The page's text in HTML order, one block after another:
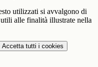
utilizzati si avvalgono di
alle finalità illustrate nella
Accetta tutti i cookies